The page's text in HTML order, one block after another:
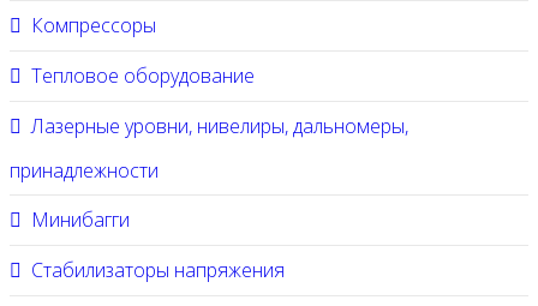
Компрессоры
Тепловое оборудование
Лазерные уровни, нивелиры, дальномеры,
принадлежности
Минибагги
Стабилизаторы напряжения